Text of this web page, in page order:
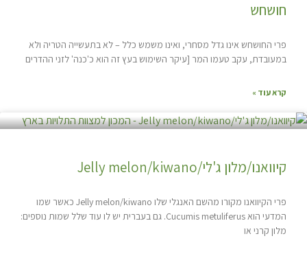
חושחש
פרי החושחש אינו גדל מסחרי, ואינו משמש כלל – לא בתעשייה הטריה ולא
במעובדת, עקב טעמו המר [עיקר השימוש בעץ זה הוא כ'כנה' לזני ההדרים
קרא עוד »
קיוואנו/מלון ג'לי/Jelly melon/kiwano
פרי הקיוואנו מקורו מהשם האנגלי שלו Jelly melon/kiwano כאשר שמו
המדעי הוא Cucumis metuliferus. גם בעברית יש לו עוד שלל שמות נוספים:
מלון קרני או